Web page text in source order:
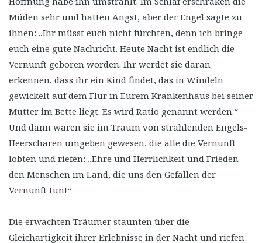
Müden sehr und hatten Angst, aber der Engel sagte zu
ihnen: „Ihr müsst euch nicht fürchten, denn ich bringe
euch eine gute Nachricht. Heute Nacht ist endlich die
Vernunft geboren worden. Ihr werdet sie daran
erkennen, dass ihr ein Kind findet, das in Windeln
gewickelt auf dem Flur in Eurem Krankenhaus bei seiner
Mutter im Bette liegt. Es wird Ratio genannt werden.“
Und dann waren sie im Traum von strahlenden Engels-
Heerscharen umgeben gewesen, die alle die Vernunft
lobten und riefen: „Ehre und Herrlichkeit und Frieden
den Menschen im Land, die uns den Gefallen der
Vernunft tun!“
Die erwachten Träumer staunten über die
Gleichartigkeit ihrer Erlebnisse in der Nacht und riefen: